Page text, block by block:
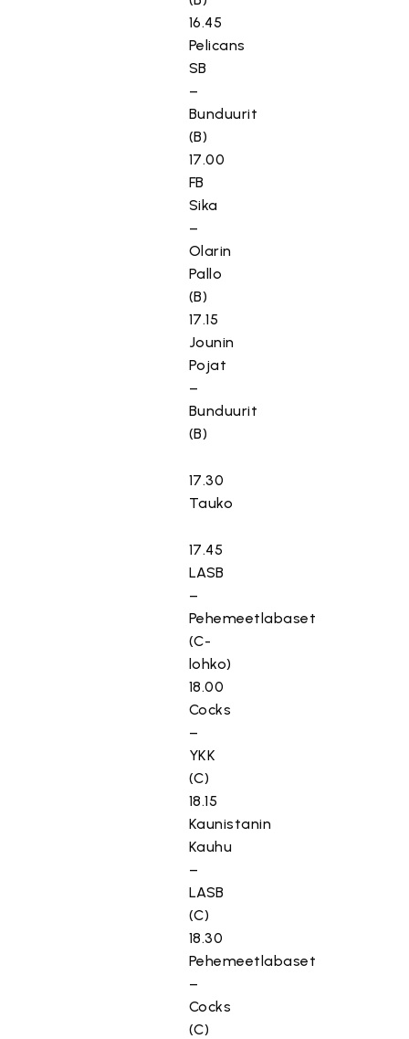
16.45
Pelicans
SB
–
Bunduurit
(B)
17.00
FB
Sika
–
Olarin
Pallo
(B)
17.15
Jounin
Pojat
–
Bunduurit
(B)
17.30
Tauko
17.45
LASB
–
Pehemeetlabaset
(C-
lohko)
18.00
Cocks
–
YKK
(C)
18.15
Kaunistanin
Kauhu
–
LASB
(C)
18.30
Pehemeetlabaset
–
Cocks
(C)